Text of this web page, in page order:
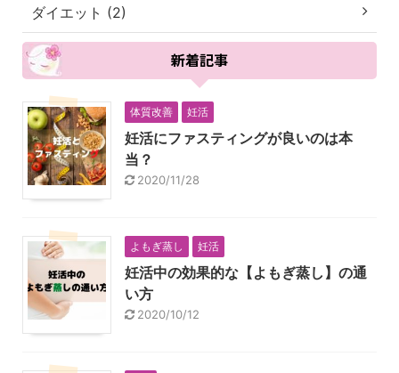
ダイエット (2)
新着記事
体質改善 妊活
妊活にファスティングが良いのは本
当？
2020/11/28
よもぎ蒸し 妊活
妊活中の効果的な【よもぎ蒸し】の通
い方
2020/10/12